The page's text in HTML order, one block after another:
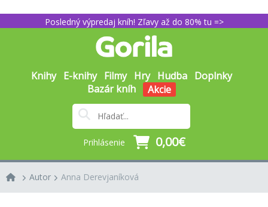
Posledný výpredaj kníh! Zľavy až do 80% tu =>
Knihy E-knihy Filmy Hry Hudba Doplnky
Bazár kníh
Akcie
Prihlásenie 0,00€
Autor Anna Derevjaníková